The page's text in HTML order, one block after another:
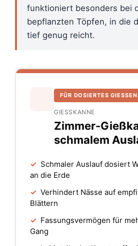
funktioniert besonders bei
bepflanzten Töpfen, in die
tief genug reicht.
FÜR DOSIERTES GIESSEN
GIESSKANNE
Zimmer-
schmalem
✓ Schmaler Auslauf dosiert
an die Erde
✓ Verhindert Nässe auf
Blättern
✓ Fassungsvermögen für
Gang